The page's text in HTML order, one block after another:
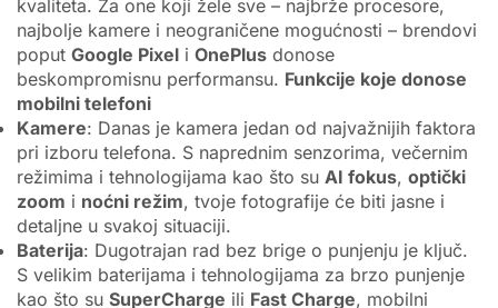
kvaliteta. Za one koji žele sve – najbrže procesore,
najbolje kamere i neograničene mogućnosti – brendovi
poput Google Pixel i OnePlus donose
beskompromisnu performansu. Funkcije koje donose
mobilni telefoni
Kamere: Danas je kamera jedan od najvažnijih faktora
pri izboru telefona. S naprednim senzorima, večernim
režimima i tehnologijama kao što su AI fokus, optički
zoom i noćni režim, tvoje fotografije će biti jasne i
detaljne u svakoj situaciji.
Baterija: Dugotrajan rad bez brige o punjenju je ključ.
S velikim baterijama i tehnologijama za brzo punjenje
kao što su SuperCharge ili Fast Charge, mobilni